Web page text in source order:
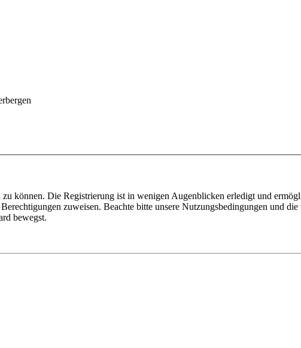
können. Die Registrierung ist in wenigen Augenblicken erledigt und
zuweisen. Beachte bitte unsere Nutzungsbedingungen und
bewegst.